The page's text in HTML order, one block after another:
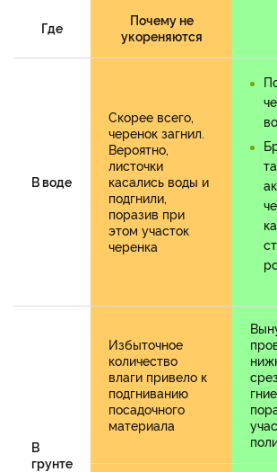
Где
Почему не
укореняются
В воде
Скорее всего,
черенок загнил.
Вероятно,
листочки
касались воды и
подгнили,
поразив при
этом участок
черенка
В
грунте
Избыточное
количество
влаги привело к
подгниванию
посадочного
материала